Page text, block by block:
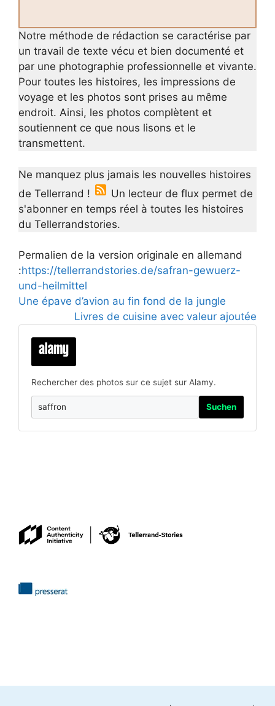
Notre méthode de rédaction se caractérise par
un travail de texte vécu et bien documenté et
par une photographie professionnelle et vivante.
Pour toutes les histoires, les impressions de
voyage et les photos sont prises au même
endroit. Ainsi, les photos complètent et
soutiennent ce que nous lisons et le
transmettent.
Ne manquez plus jamais les nouvelles histoires
de Tellerrand !
Un lecteur de flux permet de
s'abonner en temps réel à toutes les histoires
du Tellerrandstories.
Permalien de la version originale en allemand
:https://tellerrandstories.de/safran-gewuerz-
und-heilmittel
Une épave d’avion au fin fond de la jungle
Livres de cuisine avec valeur ajoutée
Rechercher des photos sur ce sujet sur Alamy.
Suchen